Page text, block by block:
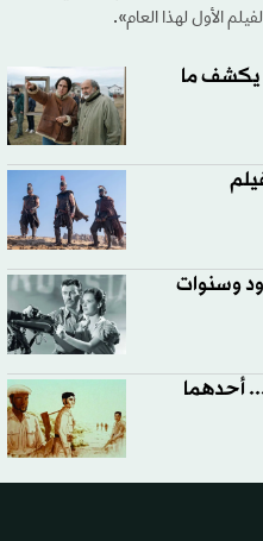
الأول لهذا العام».
يكشف ما
وسنوات
أحدهما